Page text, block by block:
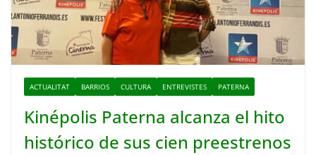
ACTUALITAT BARRIOS CULTURA ENTREVISTES PATERNA
Kinépolis Paterna alcanza el hito
histórico de sus cien preestrenos